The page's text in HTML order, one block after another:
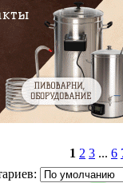
1 2 3 ... 6